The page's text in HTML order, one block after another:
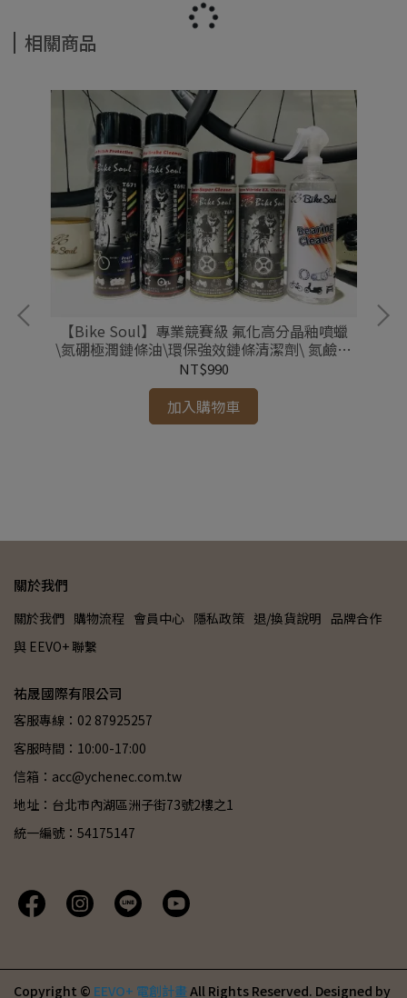
相關商品
【Bike Soul】專業競賽級 氟化高分晶釉噴蠟
\氮硼極潤鏈條油\環保強效鏈條清潔劑\ 氮鹼基
碟盤清潔劑 自行車DIY保養
NT$990
加入購物車
關於我們
關於我們 購物流程 會員中心 隱私政策 退/換貨說明 品牌合作
與 EEVO+ 聯繫
祐晟國際有限公司
客服專線：02 87925257
客服時間：10:00-17:00
信箱：acc@ychenec.com.tw
地址：台北市內湖區洲子街73號2樓之1
統一編號：54175147
Copyright © EEVO+ 電創計畫All Rights Reserved. Designed by